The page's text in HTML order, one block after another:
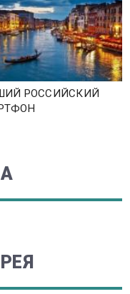
РОССИЙСКИЙ